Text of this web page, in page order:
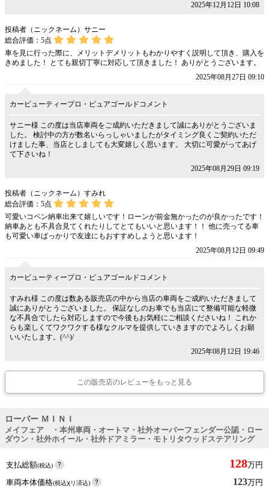
2025年12月12日 10:08
投稿者（ニックネーム）サニー
総合評価： 5点
車を見に行った際に、メリットデメリットもわかりやすく説明して頂き、購入を
きめました！ とても親切丁寧に対応して頂きました！ ありがとうございます。
2025年08月27日 09:10
カービューティープロ・ピュアゴールドコメント
サニー様 この度は当店車両をご成約いただきまして誠にありがとうございま
した。 検討中の方が数名いらっしゃいましたがタイミング良くご契約いただ
けました事、当店としましても大変嬉しく思います。 大切に可愛がってあげ
て下さいね！
2025年08月29日 09:19
投稿者（ニックネーム）すみれ
総合評価： 5点
可愛いコペン納車出来て嬉しいです！ローンが前金無かったのが良かったです！
納車あとも不具合見てくれたりしてとてもいいと思います！！ 他に売ってる車
も可愛い車ばっかりで友達にもおすすめしようと思います！
2025年08月12日 09:49
カービューティープロ・ピュアゴールドコメント
すみれ様 この度は数ある販売店の中から当店の車両をご成約いただきまして
誠にありがとうございました。 保証なしのお車でも当店にて整備可能な軽微
な不具合でしたら対応しますので今後もお気軽にご相談くださいね！ これか
らも楽しくてワクワクする様なクルマを提供していきますのでよろしくお願
いいたします。(^^)/
2025年08月12日 19:46
この販売店のレビューをもっと見る
ローバー ＭＩＮＩ
メイフェア ・本州車両・オートマ・社外オーバーフェンダー公認・ロー
ダウン・社外ホイール・社外ドアミラー・モトリタウッドステアリング
支払総額(税込) 128万円
車両本体価格(税込)(リ済込) 123万円